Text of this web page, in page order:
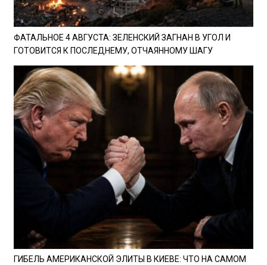
ФАТАЛЬНОЕ 4 АВГУСТА: ЗЕЛЕНСКИЙ ЗАГНАН В УГОЛ И
ГОТОВИТСЯ К ПОСЛЕДНЕМУ, ОТЧАЯННОМУ ШАГУ
ГИБЕЛЬ АМЕРИКАНСКОЙ ЭЛИТЫ В КИЕВЕ: ЧТО НА САМОМ